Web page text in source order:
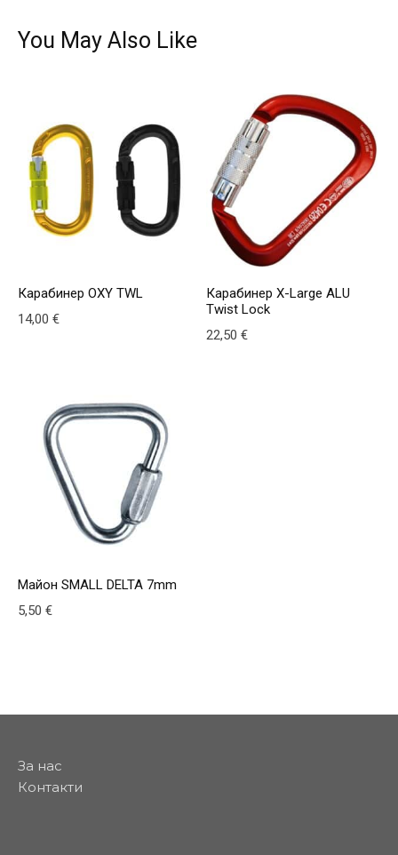
You May Also Like
Карабинер OXY TWL
14,00 €
This product has multiple variants. The options may
Карабинер X-Large ALU
Twist Lock
22,50€
Майон SMALL DELTA 7mm
5,50 €
За нас
Контакти